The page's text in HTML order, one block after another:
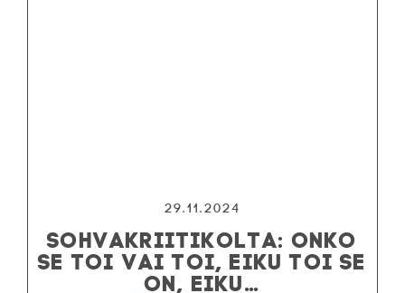
29.11.2024
SOHVAKRIITIKOLTA: ONKO
SE TOI VAI TOI, EIKU TOI SE
ON, EIKU…